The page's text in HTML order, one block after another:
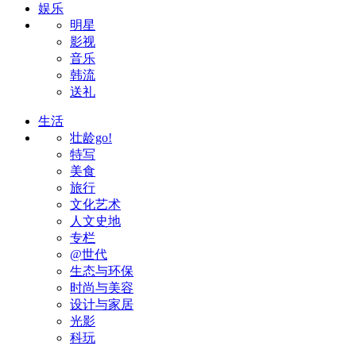
娱乐
明星
影视
音乐
韩流
送礼
生活
壮龄go!
特写
美食
旅行
文化艺术
人文史地
专栏
@世代
生态与环保
时尚与美容
设计与家居
光影
科玩